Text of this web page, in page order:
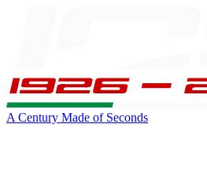
A Century Made of Seconds